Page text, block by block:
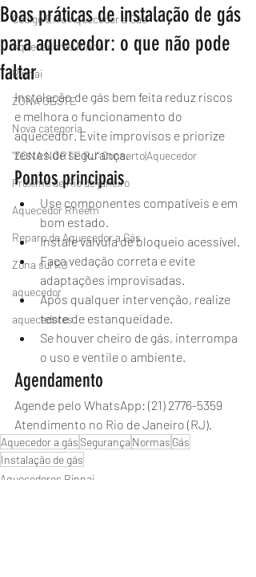
Código Erro Aquecedor a Gás
Aquecedores Rinnai
Rinnai
ZONA OESTE
Nova categoria
"ZONA NORTE RJ" Conserto|Aquecedor
Próximo de Rio de janeiro
Aquecedor Rheem
Reparo de Aquecedor a Gás
Zona sul RJ
aquecedor
aquecedores
Boas práticas de instalação de gás
para aquecedor: o que não pode
faltar
Instalação de gás bem feita reduz riscos
e melhora o funcionamento do
aquecedor. Evite improvisos e priorize
testes de segurança.
Pontos principais
Use componentes compatíveis e em
bom estado.
Instale válvula de bloqueio acessível.
Faça vedação correta e evite
adaptações improvisadas.
Após qualquer intervenção, realize
teste de estanqueidade.
Se houver cheiro de gás, interrompa
o uso e ventile o ambiente.
Agendamento
Agende pelo WhatsApp: (21) 2776-5359
Atendimento no Rio de Janeiro (RJ).
Aquecedor a gás Segurança Normas Gás
Instalação de gás
Aquecedores Rinnai